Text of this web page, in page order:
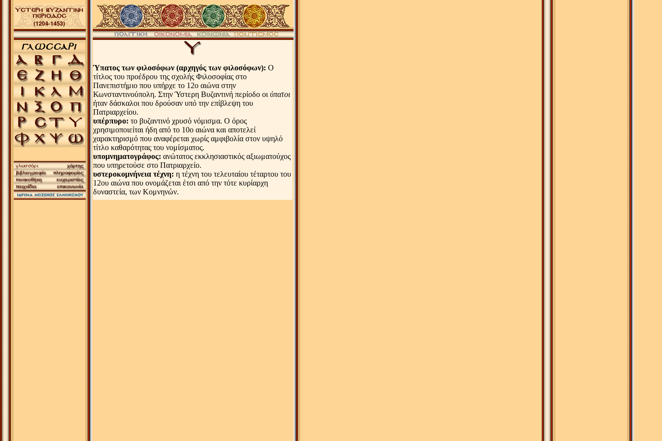
Ύπατος των φιλοσόφων (αρχηγός των φιλοσόφων): Ο
τίτλος του προέδρου της σχολής Φιλοσοφίας στο
Πανεπιστήμιο που υπήρχε το 12ο αιώνα στην
Κωνσταντινούπολη. Στην Ύστερη Βυζαντινή περίοδο οι ύπατοι
ήταν δάσκαλοι που δρούσαν υπό την επίβλεψη του
Πατριαρχείου.
υπέρπυρο: το βυζαντινό χρυσό νόμισμα. O όρος
χρησιμοποιείται ήδη από το 10ο αιώνα και αποτελεί
χαρακτηρισμό που αναφέρεται χωρίς αμφιβολία στον υψηλό
τίτλο καθαρότητας του νομίσματος.
υπομνηματογράφος: ανώτατος εκκλησιαστικός αξιωματούχος
που υπηρετούσε στο Πατριαρχείο.
υστεροκομνήνεια τέχνη: η τέχνη του τελευταίου τέταρτου του
12ου αιώνα που ονομάζεται έτσι από την τότε κυρίαρχη
δυναστεία, των Κομνηνών.